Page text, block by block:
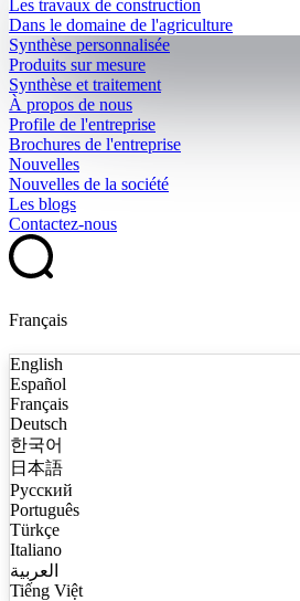
Les travaux de construction
Dans le domaine de l'agriculture
Synthèse personnalisée
Produits sur mesure
Synthèse et traitement
À propos de nous
Profile de l'entreprise
Brochures de l'entreprise
Nouvelles
Nouvelles de la société
Les blogs
Contactez-nous
Français
English
Español
Français
Deutsch
한국어
日本語
Русский
Português
Türkçe
Italiano
العربية
Tiếng Việt